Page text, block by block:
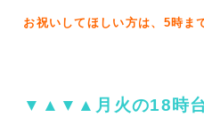
お祝いしてほしい方は、5時ま
▼▲▼▲月火の18時